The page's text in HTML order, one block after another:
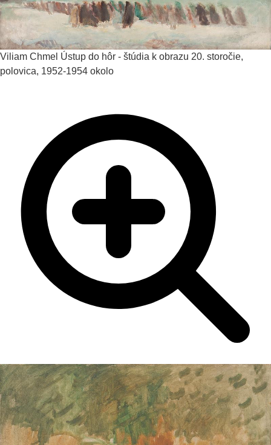
Viliam Chmel Ústup do hôr - štúdia k obrazu 20. storočie,
polovica, 1952-1954 okolo